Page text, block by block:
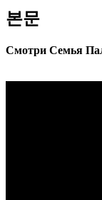
본문
Смотри Семья